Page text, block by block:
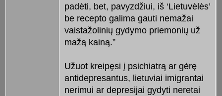
padėti, bet, pavyzdžiui, iš ‘Lietuvėlės’
be recepto galima gauti nemažai
vaistažolinių gydymo priemonių už
mažą kainą.”
Užuot kreipęsi į psichiatrą ar gėrę
antidepresantus, lietuviai imigrantai
nerimui ar depresijai gydyti neretai